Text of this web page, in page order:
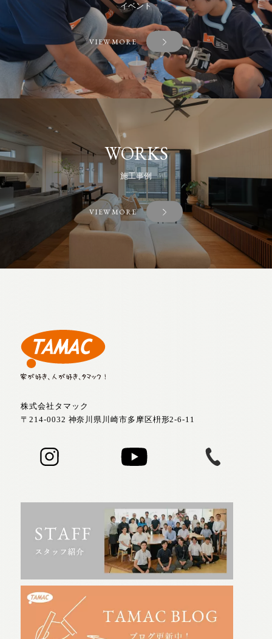
イベント
VIEW MORE
WORKS
施工事例
VIEW MORE
株式会社タマック
〒214-0032 神奈川県川崎市多摩区枡形2-6-11